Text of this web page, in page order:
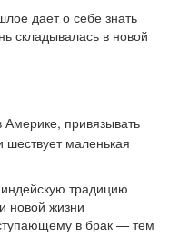
дает о себе знать
складывалась в новой
привязывать
маленькая
традицию
новой жизни
в брак — тем